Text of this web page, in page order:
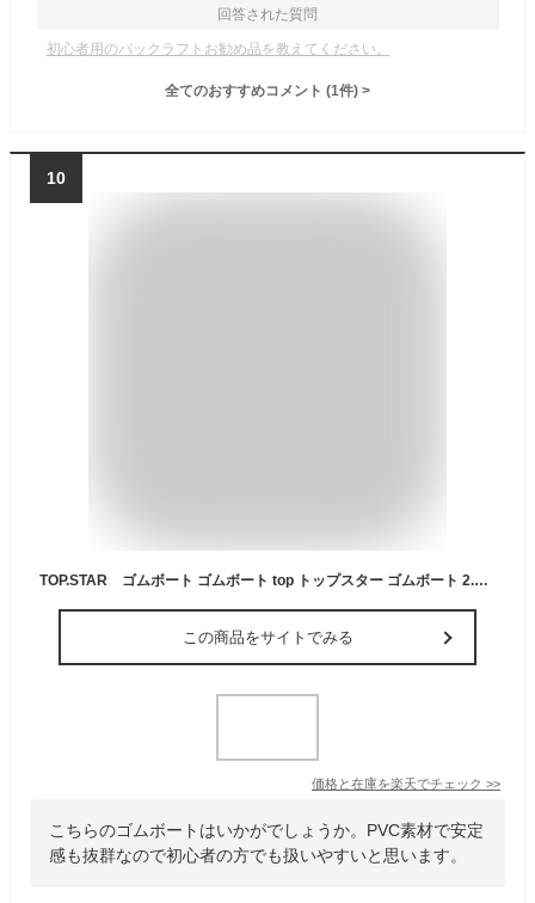
回答された質問
初心者用のバックラフトお勧め品を教えてください。
全てのおすすめコメント (1件) >
10
TOP.STAR ゴムボート ゴムボート top トップスター ゴムボート 2.3m ゴムボート カヌー 3-4人乗り エアボート フィッシングボート 釣り用ゴムボート
この商品をサイトでみる
価格と在庫を楽天でチェック >>
こちらのゴムボートはいかがでしょうか。PVC素材で安定
感も抜群なので初心者の方でも扱いやすいと思います。